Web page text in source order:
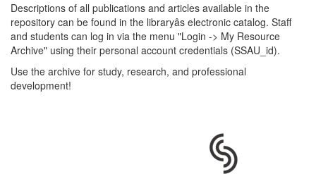
Descriptions of all publications and articles available in the
repository can be found in the libraryâs electronic catalog. Staff
and students can log in via the menu "Login -> My Resource
Archive" using their personal account credentials (SSAU_id).
Use the archive for study, research, and professional
development!